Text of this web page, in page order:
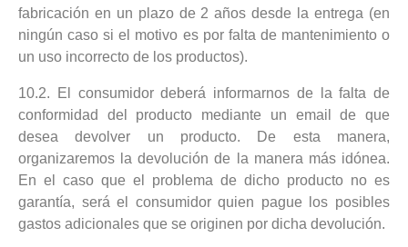
fabricación en un plazo de 2 años desde la entrega (en
ningún caso si el motivo es por falta de mantenimiento o
un uso incorrecto de los productos).
10.2. El consumidor deberá informarnos de la falta de
conformidad del producto mediante un email de que
desea devolver un producto. De esta manera,
organizaremos la devolución de la manera más idónea.
En el caso que el problema de dicho producto no es
garantía, será el consumidor quien pague los posibles
gastos adicionales que se originen por dicha devolución.